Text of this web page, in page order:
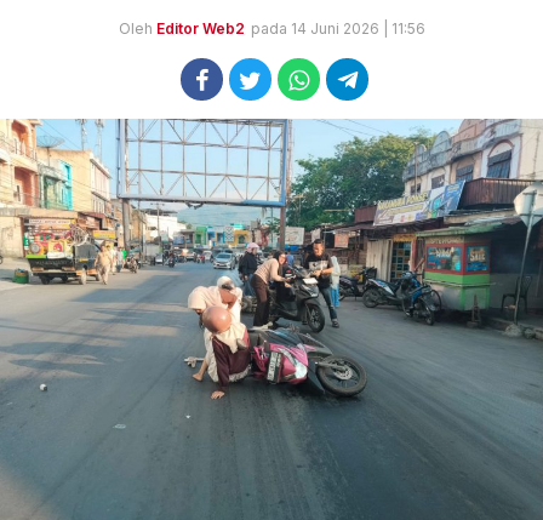
Oleh Editor Web2 pada 14 Juni 2026 | 11:56